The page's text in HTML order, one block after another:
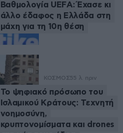
Βαθμολογία UEFA: Έχασε κι
άλλο έδαφος η Ελλάδα στη
μάχη για τη 10η θέση
ΚΟΣΜΟΣ55 λ. πριν
Το ψηφιακό πρόσωπο του
Ισλαμικού Κράτους: Τεχνητή
νοημοσύνη,
κρυπτονομίσματα και drones